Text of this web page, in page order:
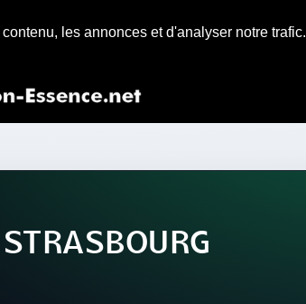
les annonces et d'analyser notre trafic.